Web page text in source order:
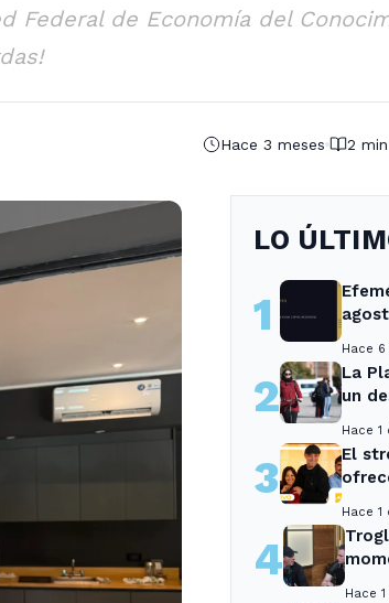
Federal de Economía del
Hace 3 meses 2
LO
1
Hace 6
2
La
un
Hace 1
3
El
de
Hace 1
4
Hace